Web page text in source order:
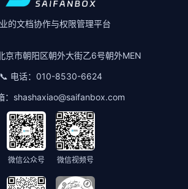
的文档协作与权限管理平台
京市朝阳区朝外大街乙6号朝外MEN
📞 电话： 010-8530-6624
shashaxiao@saifanbox.com
微信公众号 微信视频号